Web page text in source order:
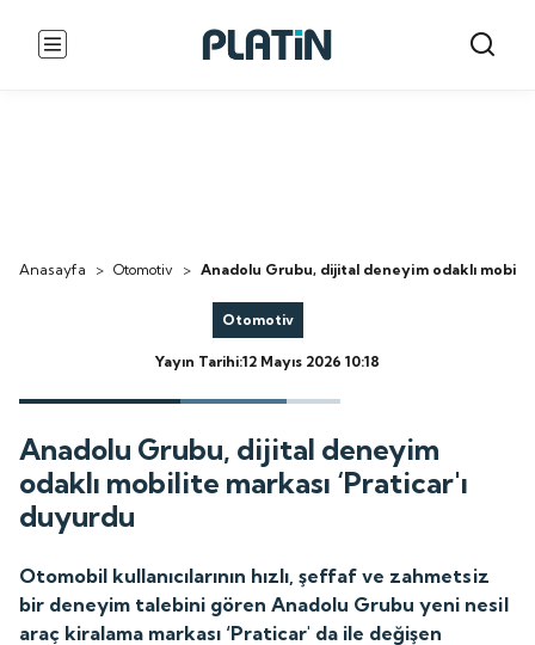
Anasayfa > Otomotiv > Anadolu Grubu, dijital deneyim odaklı
Otomotiv
Yayın Tarihi:12 Mayıs 2026 10:18
Anadolu Grubu, dijital deneyim
odaklı mobilite markası ‘Praticar'ı
duyurdu
Otomobil kullanıcılarının hızlı, şeffaf ve zahmetsiz
bir deneyim talebini gören Anadolu Grubu yeni nesil
araç kiralama markası ‘Praticar' da ile değişen